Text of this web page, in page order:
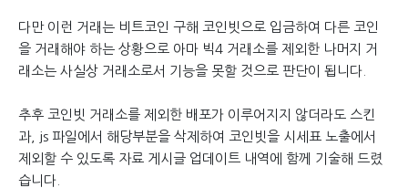
다만 이런 거래는 비트코인 구해 코인빗으로 입금하여 다른 코인
을 거래해야 하는 상황으로 아마 빅4 거래소를 제외한 나머지 거
래소는 사실상 거래소로서 기능을 못할 것으로 판단이 됩니다.
추후 코인빗 거래소를 제외한 배포가 이루어지지 않더라도 스킨
과, js 파일에서 해당부분을 삭제하여 코인빗을 시세표 노출에서
제외할 수 있도록 자료 게시글 업데이트 내역에 함께 기술해 드렸
습니다.